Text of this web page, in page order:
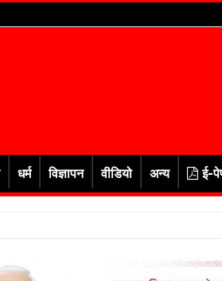
धर्म विज्ञापन वीडियो अन्य ई-